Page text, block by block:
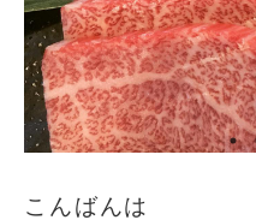
こんばんは